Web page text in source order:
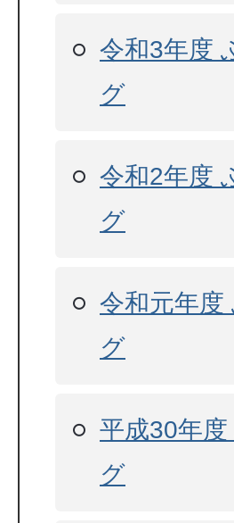
令和3年度
グ
令和2年度
グ
令和元年
グ
平成30年
グ